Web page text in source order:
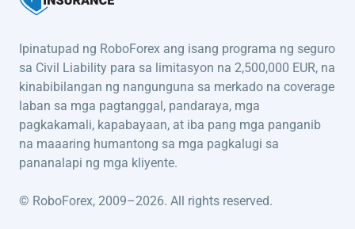
Ipinatupad ng RoboForex ang isang programa ng seguro
sa Civil Liability para sa limitasyon na 2,500,000 EUR, na
kinabibilangan ng nangunguna sa merkado na coverage
laban sa mga pagtanggal, pandaraya, mga
pagkakamali, kapabayaan, at iba pang mga panganib
na maaaring humantong sa mga pagkalugi sa
pananalapi ng mga kliyente.
© RoboForex, 2009–2026. All rights reserved.